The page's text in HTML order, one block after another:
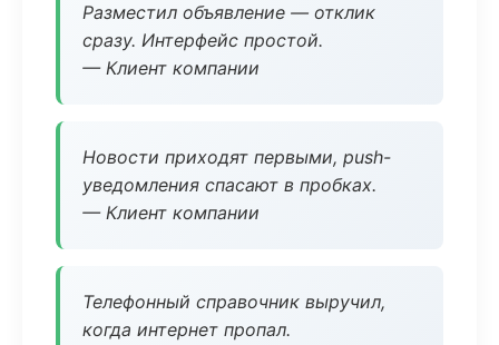
Разместил объявление — отклик
сразу. Интерфейс простой.
— Клиент компании
Новости приходят первыми, push-
уведомления спасают в пробках.
— Клиент компании
Телефонный справочник выручил,
когда интернет пропал.